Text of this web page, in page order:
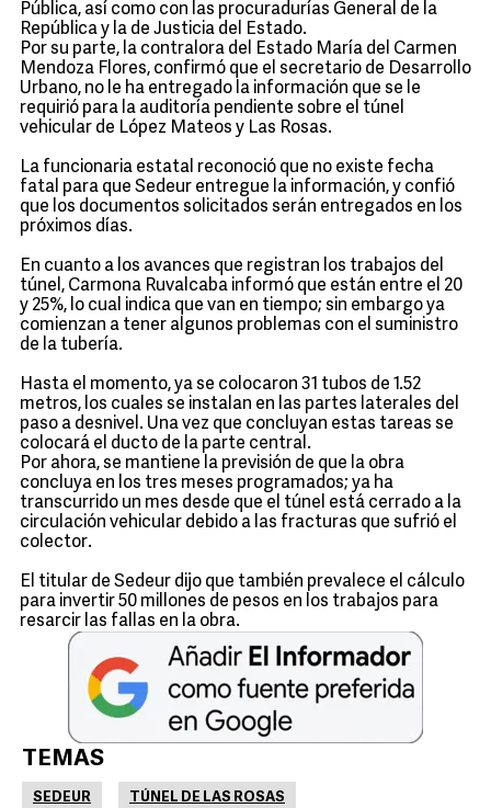
Pública, así como con las procuradurías General de la
República y la de Justicia del Estado.
Por su parte, la contralora del Estado María del Carmen
Mendoza Flores, confirmó que el secretario de Desarrollo
Urbano, no le ha entregado la información que se le
requirió para la auditoría pendiente sobre el túnel
vehicular de López Mateos y Las Rosas.
La funcionaria estatal reconoció que no existe fecha
fatal para que Sedeur entregue la información, y confió
que los documentos solicitados serán entregados en los
próximos días.
En cuanto a los avances que registran los trabajos del
túnel, Carmona Ruvalcaba informó que están entre el 20
y 25%, lo cual indica que van en tiempo; sin embargo ya
comienzan a tener algunos problemas con el suministro
de la tubería.
Hasta el momento, ya se colocaron 31 tubos de 1.52
metros, los cuales se instalan en las partes laterales del
paso a desnivel. Una vez que concluyan estas tareas se
colocará el ducto de la parte central.
Por ahora, se mantiene la previsión de que la obra
concluya en los tres meses programados; ya ha
transcurrido un mes desde que el túnel está cerrado a la
circulación vehicular debido a las fracturas que sufrió el
colector.
El titular de Sedeur dijo que también prevalece el cálculo
para invertir 50 millones de pesos en los trabajos para
resarcir las fallas en la obra.
TEMAS
SEDEUR TÚNEL DE LAS ROSAS